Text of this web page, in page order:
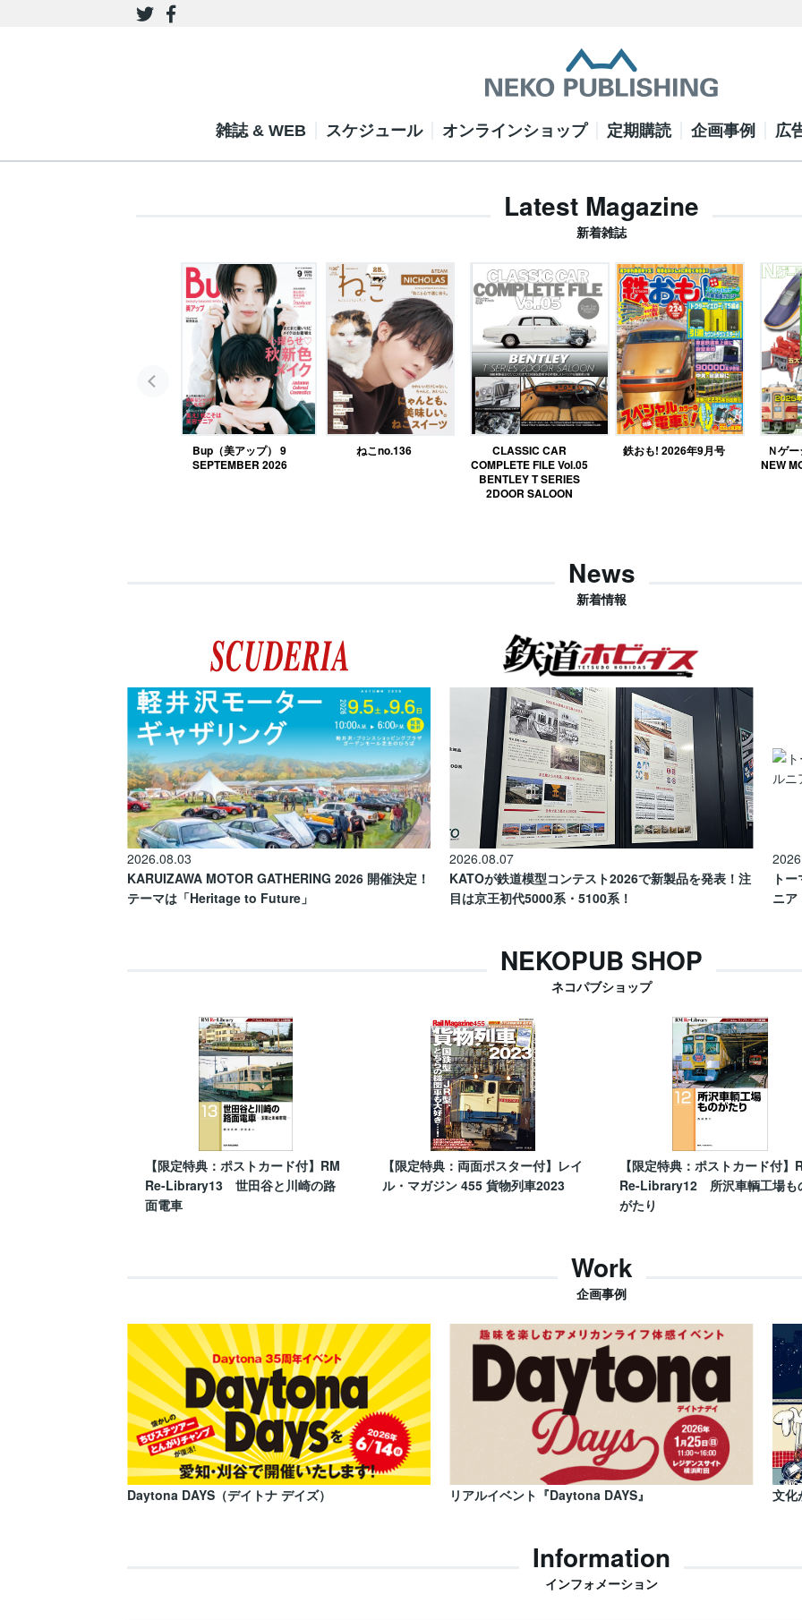
雑誌 & WEB スケジュール オンラインショップ 定期購読 企画事例 広
Latest Magazine
新着雑誌
Bup（美アップ） 9
SEPTEMBER 2026
ねこno.136
CLASSIC CAR
COMPLETE FILE Vol.05
BENTLEY T SERIES
2DOOR SALOON
鉄おも! 2026年9月号
Ｎゲ
NEW
News
新着情報
2026.08.03
KARUIZAWA MOTOR GATHERING 2026 開催決定！
テーマは「Heritage to Future」
2026.08.07
KATOが鉄道模型コンテスト2026で新製品を発表！注
目は京王初代5000系・5100系！
ト
ニア
NEKOPUB SHOP
ネコパブショップ
【限定特典：ポストカード付】RM
Re-Library13 世田谷と川崎の路
面電車
【限定特典：両面ポスター付】レイ
ル・マガジン 455 貨物列車2023
【限定特典：ポストカード付】
Re-Library12 所沢車輌工場も
がたり
Work
企画事例
Daytona DAYS（デイトナ デイズ） リアルイベント『Daytona DAYS』 文化
Information
インフォメーション